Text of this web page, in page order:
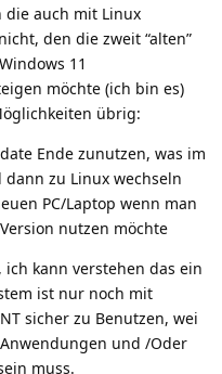
die auch mit Linux
den die zweit “alten”
11
möchte (ich bin es)
übrig:
Ende zunutzen, was im
zu Linux wechseln
PC/Laptop wenn man
nutzen möchte
kann verstehen das ein
ist nur noch mit
sicher zu Benutzen, wei
und /Oder
muss.